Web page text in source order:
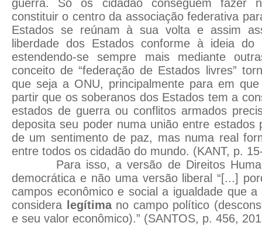
guerra. Só os cidadão conseguem fazer
constituir o centro da associação federativa
Estados se reúnam à sua volta e assim
liberdade dos Estados conforme à ideia
estendendo-se sempre mais mediante
conceito de “federação de Estados livres”
que seja a ONU, principalmente para em
partir que os soberanos dos Estados tem a
estados de guerra ou conflitos armados
deposita seu poder numa união entre estados
de um sentimento de paz, mas numa real
entre todos os cidadão do mundo. (KANT, p.
Para isso, a versão de Direitos
democrática e não uma versão liberal “[...]
campos econômico e social a igualdade que
considera
legítimano campo político
e seu valor econômico).” (SANTOS, p. 456,